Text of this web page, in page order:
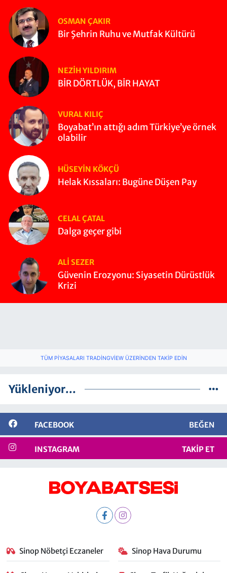
OSMAN ÇAKIR
Bir Şehrin Ruhu ve Mutfak Kültürü
NEZIH YILDIRIM
BİR DÖRTLÜK, BİR HAYAT
VURAL KILIÇ
Boyabat’ın attığı adım Türkiye’ye örnek
olabilir
HÜSEYIN KÖKÇÜ
Helak Kıssaları: Bugüne Düşen Pay
CELAL ÇATAL
Dalga geçer gibi
ALI SEZER
Güvenin Erozyonu: Siyasetin Dürüstlük
Krizi
TÜM PIYASALARI TRADINGVIEW ÜZERINDEN TAKIP EDIN
Yükleniyor...
FACEBOOK BEĞEN
INSTAGRAM TAKIP ET
Sinop Nöbetçi Eczaneler Sinop Hava Durumu